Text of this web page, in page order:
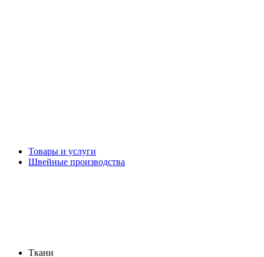
Товары и услуги
Швейные производства
Ткани